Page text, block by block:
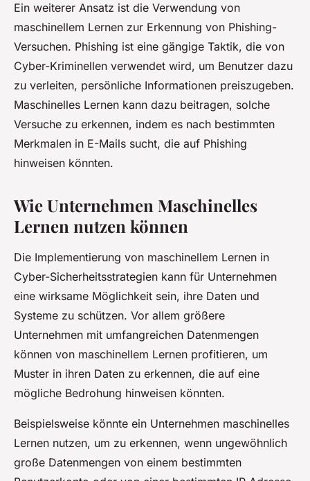
Ein weiterer Ansatz ist die Verwendung von
maschinellem Lernen zur Erkennung von Phishing-
Versuchen. Phishing ist eine gängige Taktik, die von
Cyber-Kriminellen verwendet wird, um Benutzer dazu
zu verleiten, persönliche Informationen preiszugeben.
Maschinelles Lernen kann dazu beitragen, solche
Versuche zu erkennen, indem es nach bestimmten
Merkmalen in E-Mails sucht, die auf Phishing
hinweisen könnten.
Wie Unternehmen Maschinelles
Lernen nutzen können
Die Implementierung von maschinellem Lernen in
Cyber-Sicherheitsstrategien kann für Unternehmen
eine wirksame Möglichkeit sein, ihre Daten und
Systeme zu schützen. Vor allem größere
Unternehmen mit umfangreichen Datenmengen
können von maschinellem Lernen profitieren, um
Muster in ihren Daten zu erkennen, die auf eine
mögliche Bedrohung hinweisen könnten.
Beispielsweise könnte ein Unternehmen maschinelles
Lernen nutzen, um zu erkennen, wenn ungewöhnlich
große Datenmengen von einem bestimmten